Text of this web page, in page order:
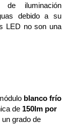
de iluminación
debido a su
LED no son una
blanco frío
de 150lm por
un grado de